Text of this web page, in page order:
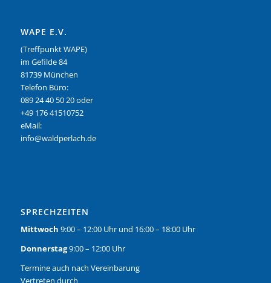
WAPE E.V.
(Treffpunkt WAPE)
im Gefilde 84
81739 München
Telefon Büro:
089 24 40 50 20 oder
+49 176 41510752
eMail:
info@waldperlach.de
SPRECHZEITEN
Mittwoch 9:00 – 12:00 Uhr und 16:00 – 18:00 Uhr
Donnerstag9:00 – 12:00 Uhr
Termine auch nach Vereinbarung
Vertreten durch